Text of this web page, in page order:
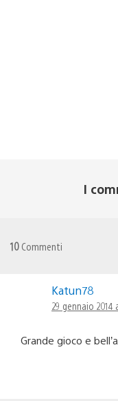
I
10 Commenti
Katun78
29 gennaio 2014
Grande gioco e